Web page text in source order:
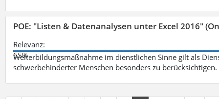
POE: "Listen & Datenanalysen unter Excel 2016"
Relevanz:
65%
Weiterbildungsmaßnahme im dienstlichen Sinne gilt als
schwerbehinderter Menschen besonders zu berücksichtigen.